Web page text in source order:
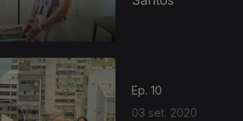
Ep. 10
03 set. 2020